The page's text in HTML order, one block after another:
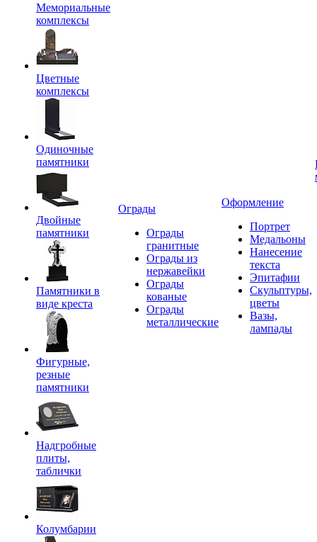
Мемориальные
комплексы
Цветные
комплексы
Одиночные
памятники
Двойные
памятники
Памятники в
виде креста
Фигурные,
резные
памятники
Надгробные
плиты,
таблички
Колумбарии
Ограды
Ограды
гранитные
Ограды из
нержавейки
Ограды
кованые
Ограды
металлические
Оформление
Портрет
Медальоны
Нанесение
текста
Эпитафии
Скульптуры,
цветы
Вазы,
лампады